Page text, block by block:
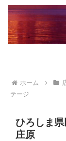
ホーム
テージ
ひろしま
庄原